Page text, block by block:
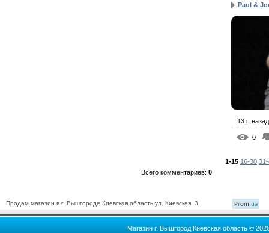
Paul &
13 г. назад
0
1-15 16-30
Всего комментариев: 0
Продам магазин в г. Вышгороде Киевская область ул. Киевская, 3 Prom.ua
Магазин г. Вышгород Киевская область ©